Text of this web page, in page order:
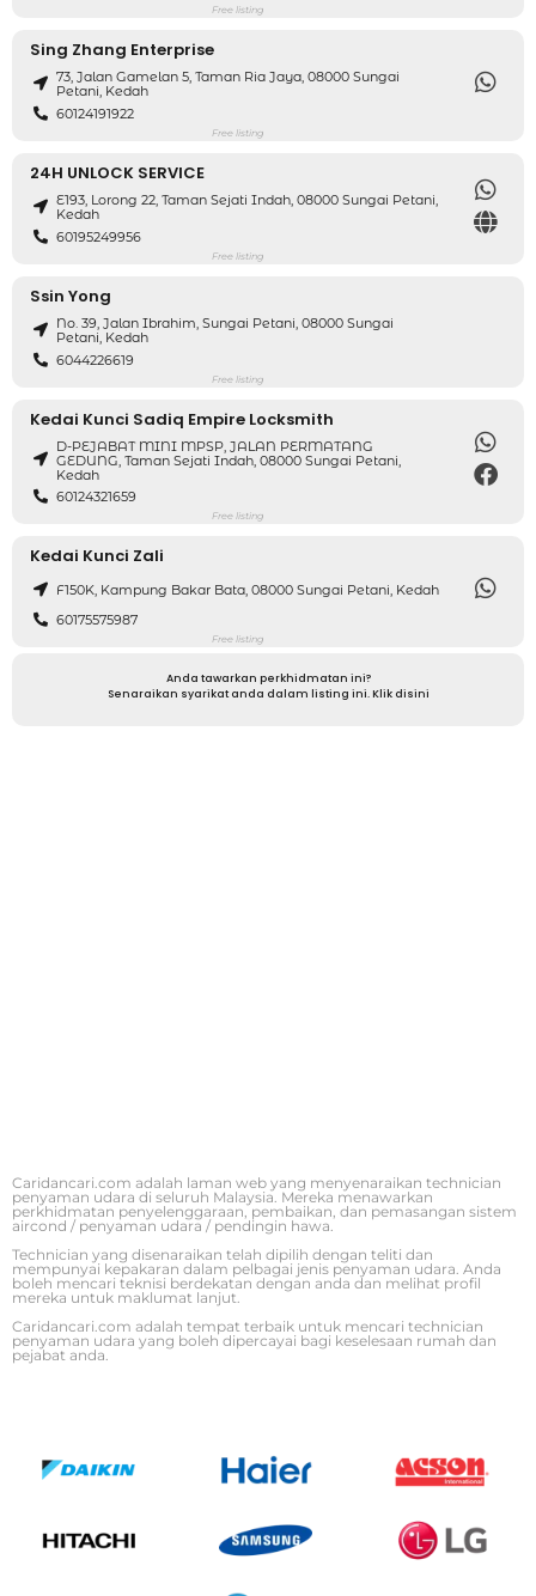
Free listing
Sing Zhang Enterprise
73, Jalan Gamelan 5, Taman Ria Jaya, 08000 Sungai
Petani, Kedah
60124191922
Free listing
24H UNLOCK SERVICE
E193, Lorong 22, Taman Sejati Indah, 08000 Sungai Petani,
Kedah
60195249956
Free listing
Ssin Yong
No. 39, Jalan Ibrahim, Sungai Petani, 08000 Sungai
Petani, Kedah
6044226619
Free listing
Kedai Kunci Sadiq Empire Locksmith
D-PEJABAT MINI MPSP, JALAN PERMATANG
GEDUNG, Taman Sejati Indah, 08000 Sungai Petani,
Kedah
60124321659
Free listing
Kedai Kunci Zali
F150K, Kampung Bakar Bata, 08000 Sungai Petani, Kedah
60175575987
Free listing
Anda tawarkan perkhidmatan ini?
Senaraikan syarikat anda dalam listing ini. Klik disini
Caridancari.com adalah laman web yang menyenaraikan technician
penyaman udara di seluruh Malaysia. Mereka menawarkan
perkhidmatan penyelenggaraan, pembaikan, dan pemasangan sistem
aircond / penyaman udara / pendingin hawa.
Technician yang disenaraikan telah dipilih dengan teliti dan
mempunyai kepakaran dalam pelbagai jenis penyaman udara. Anda
boleh mencari teknisi berdekatan dengan anda dan melihat profil
mereka untuk maklumat lanjut.
Caridancari.com adalah tempat terbaik untuk mencari technician
penyaman udara yang boleh dipercayai bagi keselesaan rumah dan
pejabat anda.